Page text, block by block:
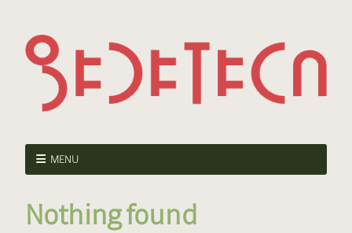
MENU
Nothing found